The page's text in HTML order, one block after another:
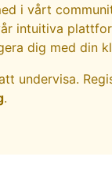
i vårt
intuitiva
dig med din
undervisa.
.